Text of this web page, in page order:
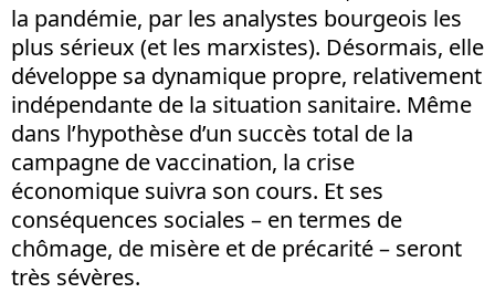
la pandémie, par les analystes bourgeois les
plus sérieux (et les marxistes). Désormais, elle
développe sa dynamique propre, relativement
indépendante de la situation sanitaire. Même
dans l’hypothèse d’un succès total de la
campagne de vaccination, la crise
économique suivra son cours. Et ses
conséquences sociales – en termes de
chômage, de misère et de précarité – seront
très sévères.